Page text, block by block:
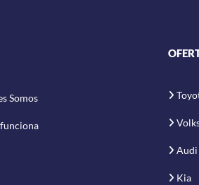
Somos
Audi
Kia